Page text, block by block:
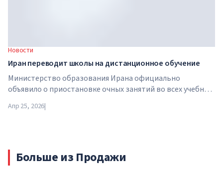
Новости
Иран переводит школы на дистанционное обучение
Министерство образования Ирана официально
объявило о приостановке очных занятий во всех учебных
университеты переходят на дистанционный формат на
Апр 25, 2026|
Больше из Продажи